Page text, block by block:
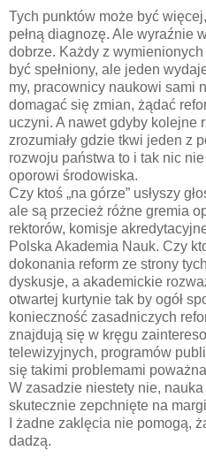
Tych punktów może być
pełną diagnozę. Ale wyraźnie
dobrze. Każdy z
być spełniony, ale jeden
my, pracownicy naukowi sami
domagać się zmian, żądać
uczyni. A nawet gdyby kolejne
zrozumiały gdzie tkwi jeden z
rozwoju państwa to i tak nic
oporowi środowiska.
Czy ktoś „na górze” usłyszy
ale są przecież różne gremia
rektorów, komisje
Polska Akademia Nauk. Czy
dokonania reform ze strony
dyskusje, a akademickie
otwartej kurtynie tak by ogół
konieczność zasadniczych
znajdują się w kręgu
telewizyjnych, programów
się takimi problemami
W zasadzie niestety nie,
skutecznie zepchnięte na
I żadne zaklęcia nie pomogą,
dadzą.